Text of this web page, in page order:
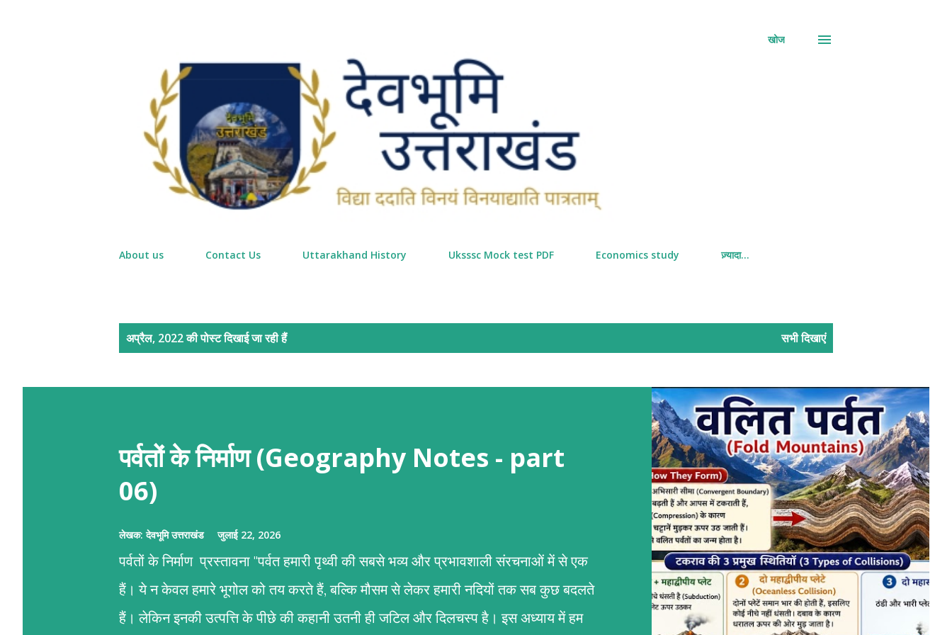
खोज
About us Contact Us Uttarakhand History Uksssc Mock test PDF Economics study ज़्यादा…
श
अप्रैल, 2022 की पोस्ट दिखाई जा रही हैं सभी दिखाएं
पर्वतों के निर्माण (Geography Notes - part
06)
लेखक:देवभूमि उत्तराखंड जुलाई 22, 2026
पर्वतों के निर्माण प्रस्तावना "पर्वत हमारी पृथ्वी की सबसे भव्य और प्रभावशाली संरचनाओं में से एक
हैं। ये न केवल हमारे भूगोल को तय करते हैं, बल्कि मौसम से लेकर हमारी नदियों तक सब कुछ बदलते
हैं। लेकिन इनकी उत्पत्ति के पीछे की कहानी उतनी ही जटिल और दिलचस्प है। इस अध्याय में हम